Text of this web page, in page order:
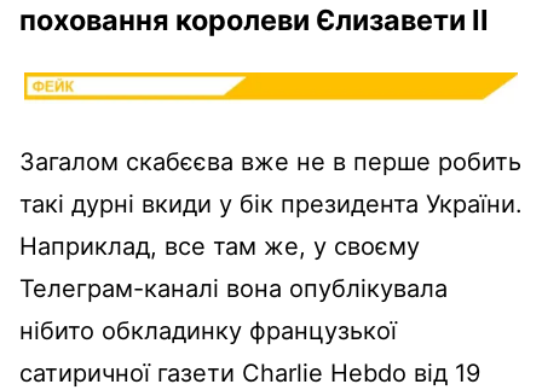
поховання королеви Єлизавети ІІ
Загалом скабєєва вже не в перше робить
такі дурні вкиди у бік президента України.
Наприклад, все там же, у своєму
Телеграм-каналі вона опублікувала
нібито обкладинку французької
сатиричної газети Charlie Hebdo від 19